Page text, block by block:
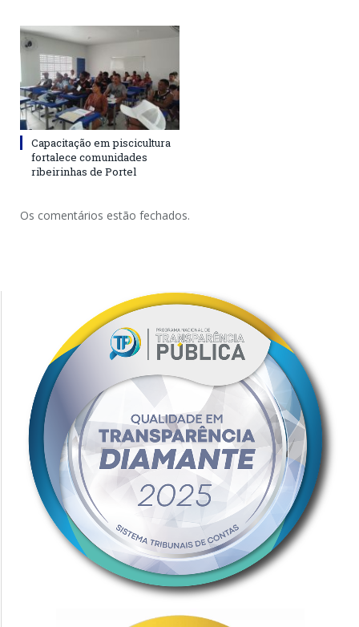
Capacitação em piscicultura
fortalece comunidades
ribeirinhas de Portel
Os comentários estão fechados.